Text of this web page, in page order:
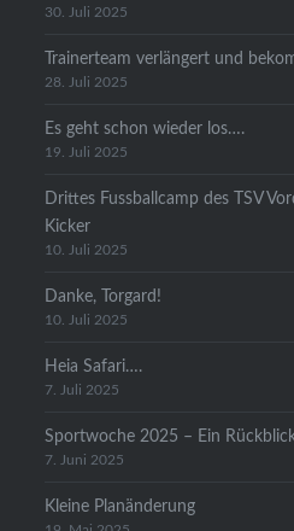
30. Juli 2025
Trainerteam verlängert und
28. Juli 2025
Es geht schon wieder los….
19. Juli 2025
Drittes Fussballcamp des TSV
Kicker
10. Juli 2025
Danke, Torgard!
10. Juli 2025
Heia Safari….
7. Juli 2025
Sportwoche 2025 – Ein
7. Juni 2025
Kleine Planänderung